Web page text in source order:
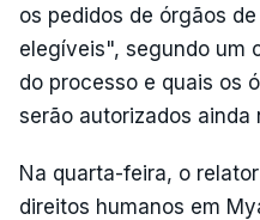
os pedidos de órgãos
elegíveis", segundo um
do processo e quais os
serão autorizados ainda
Na quarta-feira, o
direitos humanos em